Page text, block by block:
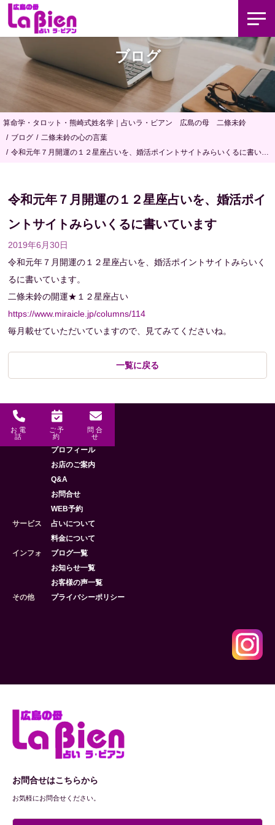
ブログ
算命学・タロット・熊崎式姓名学｜占いラ・ビアン 広島の母 二條未鈴
ブログ
二條未鈴の心の言葉
令和元年７月開運の１２星座占いを、婚活ポイントサイトみらいくるに書いて
令和元年７月開運の１２星座占いを、婚活ポイ
ントサイトみらいくるに書いています
2019年6月30日
令和元年７月開運の１２星座占いを、婚活ポイントサイトみらいく
るに書いています。
二條未鈴の開運★１２星座占い
https://www.miraicle.jp/columns/114
毎月載せていただいていますので、見てみてくださいね。
一覧に戻る
お電
話
ご予
約
問合
せ
メニュー
HOME
プロフィール
お店のご案内
Q&A
お問合せ
WEB予約
サービス
占いについて
料金について
インフォ
ブログ一覧
お知らせ一覧
お客様の声一覧
その他
プライバシーポリシー
お問合せはこちらから
お気軽にお問合せください。